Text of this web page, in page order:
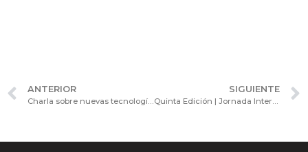
ANTERIOR
Charla sobre nuevas tecnologías en logística y abastecimiento en el Consejo Consultivo de Procesos y Tecnologías.
SIGUIENTE
Quinta Edición | Jornada Internacional de Actualización: Claves del Régimen de Oferta Pública y Mercado de Capitales